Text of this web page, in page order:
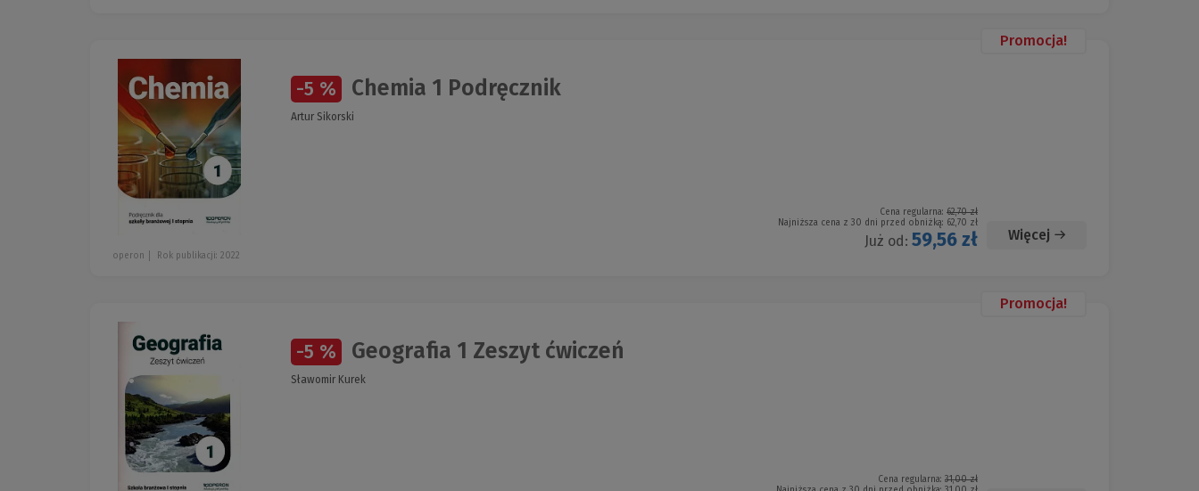
Promocja!
-5 % Chemia 1 Podręcznik
Artur Sikorski
Cena regularna: 62,70 zł
Najniższa cena z 30 dni przed obniżką: 62,70 zł
Już od: 59,56 zł Więcej
operon Rok publikacji: 2022
Promocja!
-5 % Geografia 1 Zeszyt ćwiczeń
Sławomir Kurek
Cena regularna: 31,00 zł